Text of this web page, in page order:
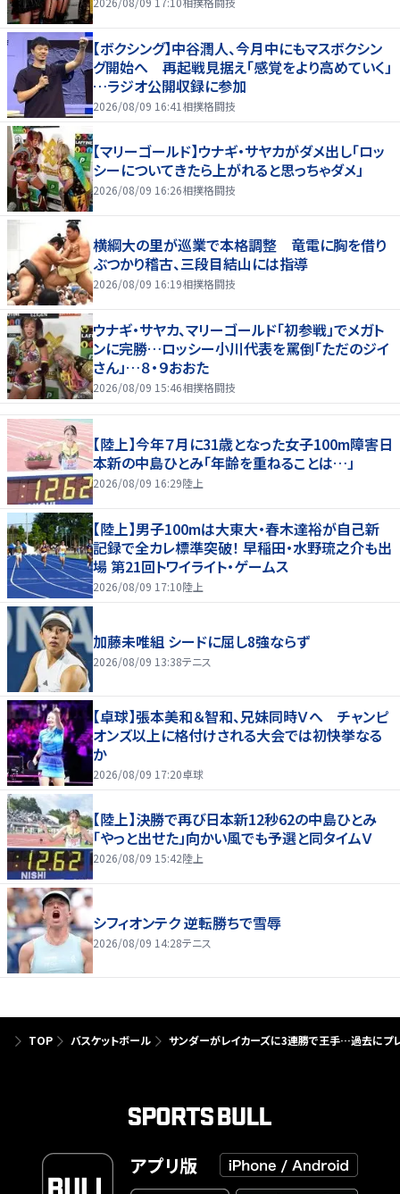
【ボクシング】中谷潤人、今月中にもマスボクシン
グ開始へ 再起戦見据え「感覚をより高めていく」
…ラジオ公開収録に参加
2026/08/09 16:41 相撲格闘技
【マリーゴールド】ウナギ・サヤカがダメ出し「ロッ
シーについてきたら上がれると思っちゃダメ」
2026/08/09 16:26相撲格闘技
横綱大の里が巡業で本格調整 竜電に胸を借り
ぶつかり稽古、三段目結山には指導
2026/08/09 16:19相撲格闘技
ウナギ・サヤカ、マリーゴールド「初参戦」でメガト
ンに完勝…ロッシー小川代表を罵倒「ただのジイ
さん」…８・９おおた
2026/08/09 15:46相撲格闘技
【陸上】今年７月に31歳となった女子100m障害日
本新の中島ひとみ「年齢を重ねることは…」
2026/08/09 16:29陸上
【陸上】男子100mは大東大・春木達裕が自己新
記録で全カレ標準突破！ 早稲田・水野琉之介も出
場 第21回トワイライト・ゲームス
2026/08/09 17:10陸上
加藤未唯組 シードに屈し8強ならず
2026/08/09 13:38テニス
【卓球】張本美和＆智和、兄妹同時Ｖへ チャンピ
オンズ以上に格付けされる大会では初快挙なる
か
2026/08/09 17:20卓球
【陸上】決勝で再び日本新12秒62の中島ひとみ
「やっと出せた」向かい風でも予選と同タイムＶ
2026/08/09 15:42陸上
シフィオンテク 逆転勝ちで雪辱
2026/08/09 14:28テニス
TOP バスケットボール サンダーがレイカーズに3連勝で王手…過去にプ
アプリ版